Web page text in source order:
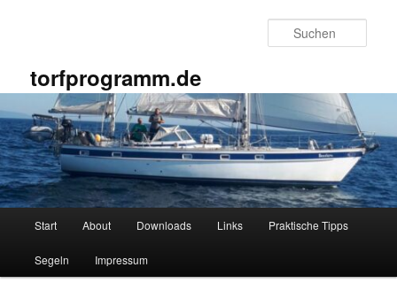
torfprogramm.de
Start About Downloads Links Praktische Tipps
Segeln Impressum